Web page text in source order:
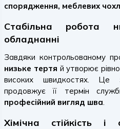
спорядження, меблевих
Стабільна робота
обладнанні
Завдяки контрольованому
низьке тертя й утворює
високих швидкостях. Це
продовжує її термін
професійний вигляд шва.
Хімічна стійкість і